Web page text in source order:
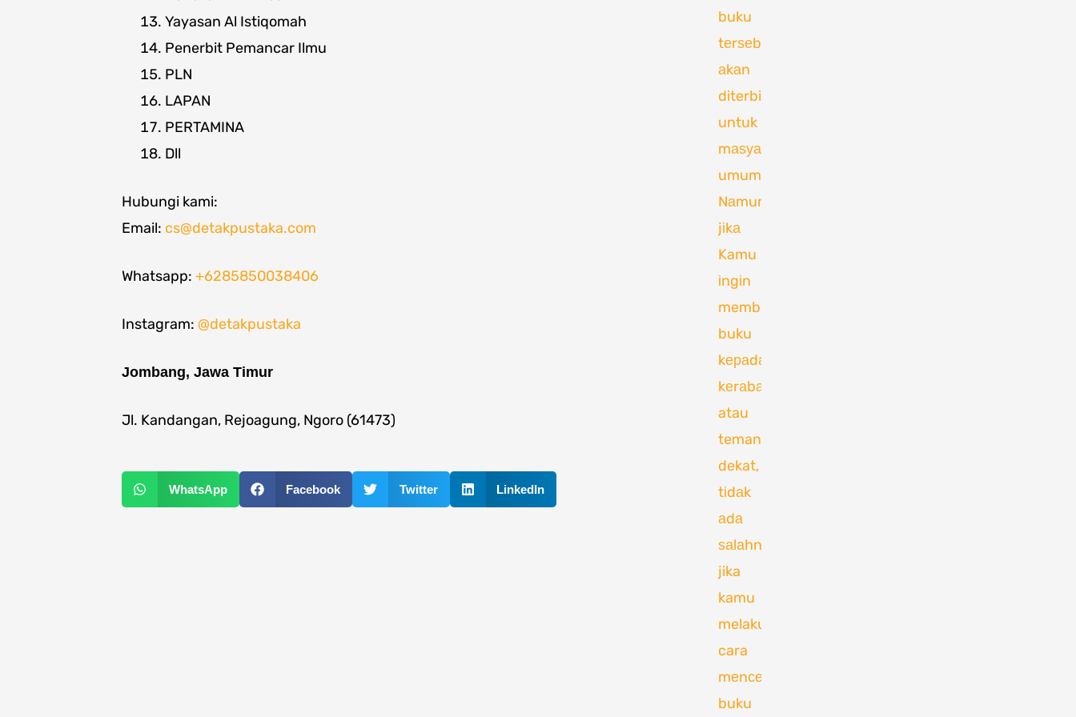
Yayasan Al Istiqomah
Penerbit Pemancar Ilmu
PLN
LAPAN
PERTAMINA
Dll
Hubungi kami:
Email: cs@detakpustaka.com
Whatsapp: +6285850038406
Instagram: @detakpustaka
Jombang, Jawa Timur
Jl. Kandangan, Rejoagung, Ngoro (61473)
WhatsApp Facebook Twitter LinkedIn